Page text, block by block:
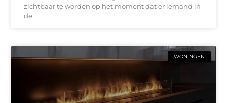
zichtbaar te worden op het moment dat er iemand in
de
WONINGEN